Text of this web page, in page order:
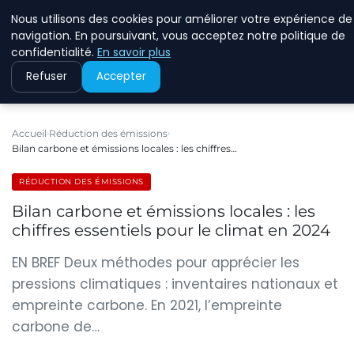
Accueil Réduction des émissions
Bilan carbone et émissions locales : les chiffres…
RÉDUCTION DES ÉMISSIONS
Bilan carbone et émissions locales : les
chiffres essentiels pour le climat en 2024
EN BREF Deux méthodes pour apprécier les
pressions climatiques : inventaires nationaux et
empreinte carbone. En 2021, l’empreinte
carbone de…
Nous utilisons des cookies pour améliorer votre expérience de
navigation. En poursuivant, vous acceptez notre politique de
confidentialité. En savoir plus
Refuser Accepter